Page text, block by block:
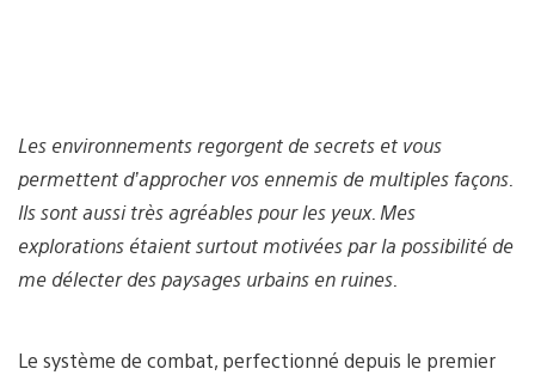
Les environnements regorgent de secrets et vous
permettent d’approcher vos ennemis de multiples façons.
Ils sont aussi très agréables pour les yeux. Mes
explorations étaient surtout motivées par la possibilité de
me délecter des paysages urbains en ruines.
Le système de combat, perfectionné depuis le premier